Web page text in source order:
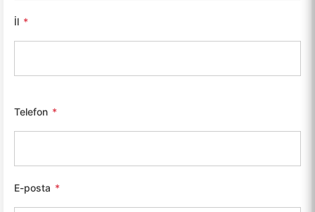
İl *
Telefon *
E-posta *